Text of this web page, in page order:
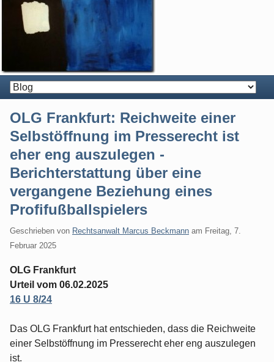
OLG Frankfurt: Reichweite einer
Selbstöffnung im Presserecht ist
eher eng auszulegen -
Berichterstattung über eine
vergangene Beziehung eines
Profifußballspielers
Geschrieben von Rechtsanwalt Marcus Beckmann am Freitag, 7.
Februar 2025
OLG Frankfurt
Urteil vom 06.02.2025
16 U 8/24
Das OLG Frankfurt hat entschieden, dass die Reichweite
einer Selbstöffnung im Presserecht eher eng auszulegen
ist.